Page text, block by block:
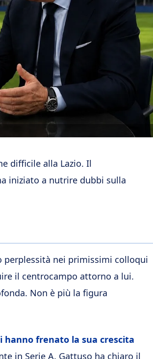
difficile alla Lazio. Il
iniziato a nutrire dubbi sulla
perplessità nei primissimi colloqui
il centrocampo attorno a lui.
Non è più la figura
hanno frenato la sua crescita
in Serie A. Gattuso ha chiaro il